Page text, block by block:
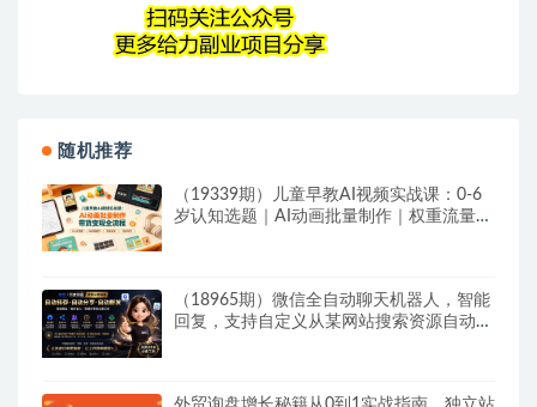
随机推荐
（19339期）儿童早教AI视频实战课：0-6
岁认知选题｜AI动画批量制作｜权重流量拉
（18965期）微信全自动聊天机器人，智能
回复，支持自定义从某网站搜索资源自动发